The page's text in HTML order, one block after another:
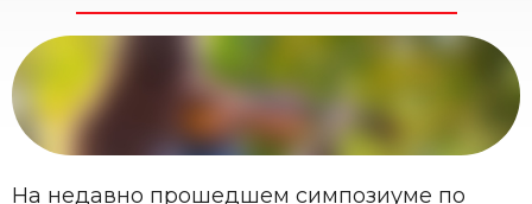
На недавно прошедшем симпозиуме по